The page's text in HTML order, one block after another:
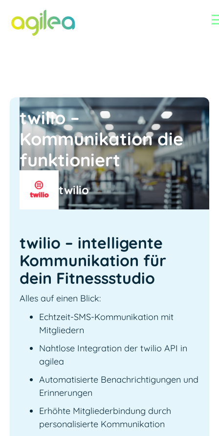
twilio –
Kommunikation die
funktioniert
twilio
twilio – intelligente
Kommunikation für
dein Fitnessstudio
Alles auf einen Blick:
Echtzeit-SMS-Kommunikation mit
Mitgliedern
Nahtlose Integration der twilio API in
agilea
Automatisierte Benachrichtigungen und
Erinnerungen
Erhöhte Mitgliederbindung durch
personalisierte Kommunikation